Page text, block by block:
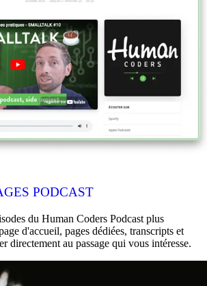
PODCAST
du Human Coders Podcast plus
d'accueil, pages dédiées, transcripts et
directement au passage qui vous intéresse.